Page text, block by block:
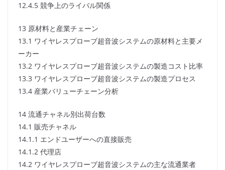
12.4.5 競争上のライバル関係
13 原材料と産業チェーン
13.1 ワイヤレスプローブ超音波システムの原材料と主要メ
ーカー
13.2 ワイヤレスプローブ超音波システムの製造コスト比率
13.3 ワイヤレスプローブ超音波システムの製造プロセス
13.4 産業バリューチェーン分析
14 流通チャネル別出荷台数
14.1 販売チャネル
14.1.1 エンドユーザーへの直接販売
14.1.2 代理店
14.2 ワイヤレスプローブ超音波システムの主な流通業者